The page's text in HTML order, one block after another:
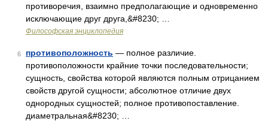
противоречия, взаимно предполагающие и одновременно
исключающие друг друга,&#8230; …
Философская энциклопедия
6 противоположность — полное различие.
противоположности крайние точки последовательности;
сущность, свойства которой являются полным отрицанием
свойств другой сущности; абсолютное отличие двух
однородных сущностей; полное противопоставление.
диаметральная&#8230; …